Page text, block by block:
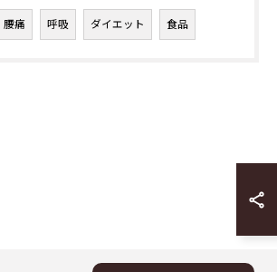
腰痛 呼吸 ダイエット 食品